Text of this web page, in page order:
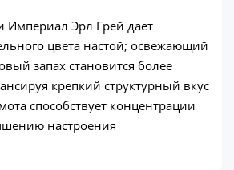
Империал Эрл Грей дает
цвета настой; освежающий
запах становится более
крепкий структурный вкус
способствует концентрации
настроения